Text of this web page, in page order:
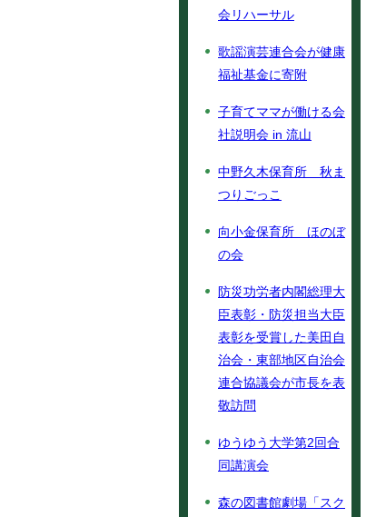
会リハーサル
歌謡演芸連合会が健康
福祉基金に寄附
子育てママが働ける会
社説明会 in 流山
中野久木保育所 秋ま
つりごっこ
向小金保育所 ほのぼ
の会
防災功労者内閣総理大
臣表彰・防災担当大臣
表彰を受賞した美田自
治会・東部地区自治会
連合協議会が市長を表
敬訪問
ゆうゆう大学第2回合
同講演会
森の図書館劇場「スク